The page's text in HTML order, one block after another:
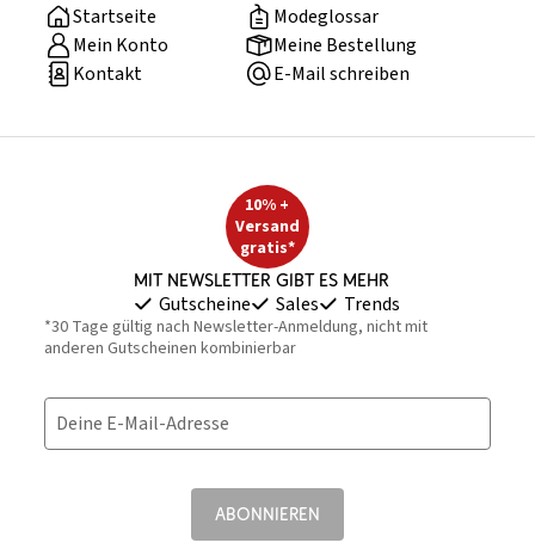
Startseite
Modeglossar
Mein Konto
Meine Bestellung
Kontakt
E-Mail schreiben
10% +
Versand
gratis*
Mit Newsletter gibt es mehr
Gutscheine Sales Trends
*30 Tage gültig nach Newsletter-Anmeldung, nicht mit
anderen Gutscheinen kombinierbar
Deine E-Mail-Adresse
ABONNIEREN